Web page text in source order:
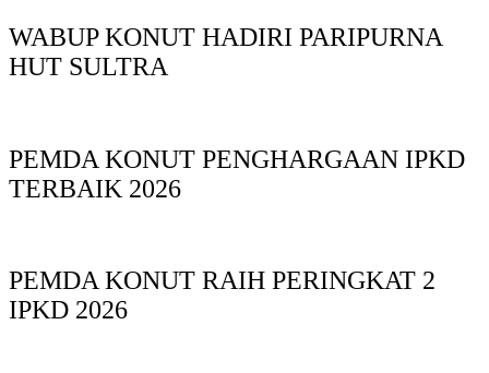
WABUP KONUT HADIRI PARIPURNA
HUT SULTRA
PEMDA KONUT PENGHARGAAN IPKD
TERBAIK 2026
PEMDA KONUT RAIH PERINGKAT 2
IPKD 2026